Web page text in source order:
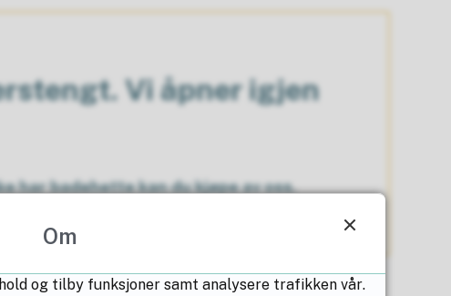
Vi åpner igjen
har badehette kan du kjøpe av oss.
Om
og tilby funksjoner samt analysere trafikken vår.